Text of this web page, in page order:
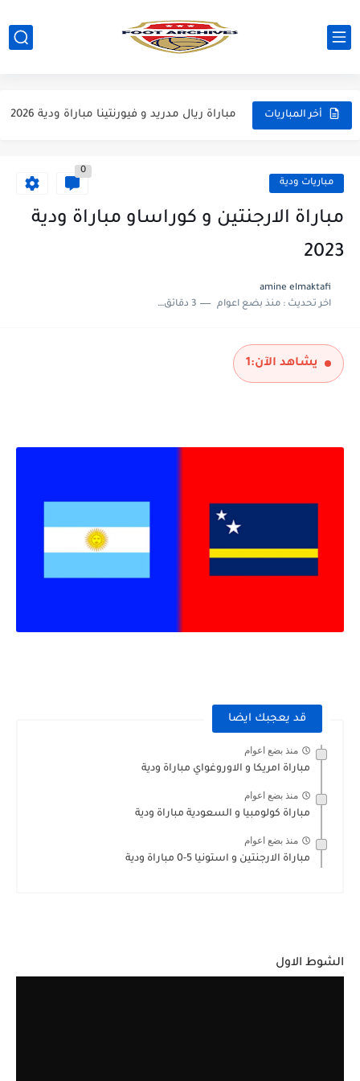
أخر المباريات
مباراة مانشستر يونايتد و اتلتيكو مدريد مباراة ودية 2026
مباراة ريال مدريد و فيورنتينا مباراة ودية 2026
مباراة برشلونة و بيرمنغهام مباراة ودية 2026 مباريات ودية
0
مباراة الارجنتين و كوراساو مباراة ودية
2023
amine elmaktafi
اخر تحديث :منذ بضع اعوام 3 دقائق للقراءة
يشاهد الآن:1
قد يعجبك ايضا
منذ بضع اعوام
مباراة امريكا و الاوروغواي مباراة ودية
منذ بضع اعوام
مباراة كولومبيا و السعودية مباراة ودية
منذ بضع اعوام
مباراة الارجنتين و استونيا 5-0 مباراة ودية
الشوط الاول